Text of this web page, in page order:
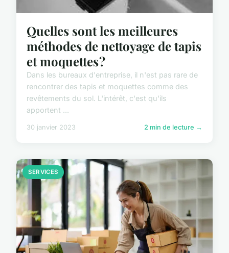
Quelles sont les meilleures
méthodes de nettoyage de tapis
et moquettes ?
Dans les bureaux d'entreprise, il n'est pas rare de
rencontrer des tapis et moquettes comme des
revêtements du sol. L'intérêt, c'est qu'ils
apportent ...
30 janvier 2023 2 min de lecture →
SERVICES